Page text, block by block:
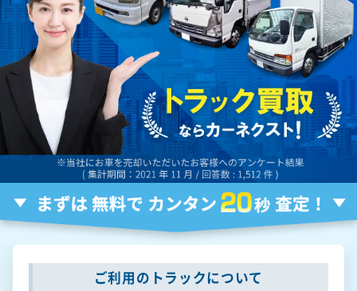
ご利用のトラックについて